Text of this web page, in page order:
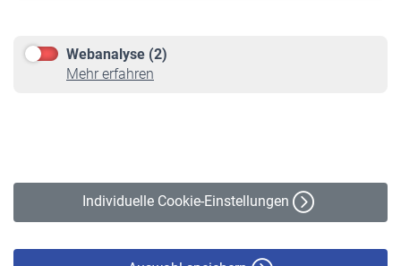
Webanalyse (2)
Mehr erfahren
Individuelle Cookie-Einstellungen
Online-Rechner
VBLnewsletter
Erklärung zur Barrierefreiheit